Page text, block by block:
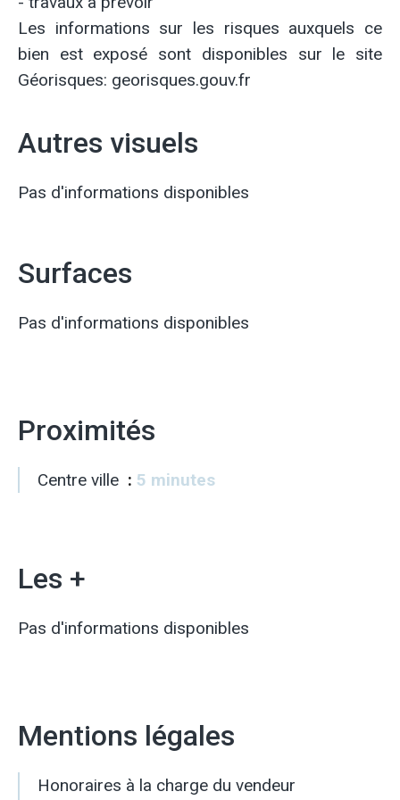
Les informations sur les risques auxquels ce
bien est exposé sont disponibles sur le site
Géorisques: georisques.gouv.fr
Autres visuels
Pas d'informations disponibles
Surfaces
Pas d'informations disponibles
Proximités
Centre ville 5 minutes
Les +
Pas d'informations disponibles
Mentions légales
Honoraires à la charge du vendeur